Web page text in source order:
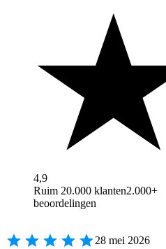
4,9
Ruim 20.000 klanten2.000+
beoordelingen
28 mei 2026